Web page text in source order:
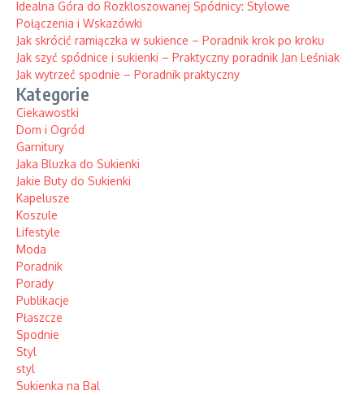
Idealna Góra do Rozkloszowanej Spódnicy: Stylowe
Połączenia i Wskazówki
Jak skrócić ramiączka w sukience – Poradnik krok po kroku
Jak szyć spódnice i sukienki – Praktyczny poradnik Jan Leśniak
Jak wytrzeć spodnie – Poradnik praktyczny
Kategorie
Ciekawostki
Dom i Ogród
Garnitury
Jaka Bluzka do Sukienki
Jakie Buty do Sukienki
Kapelusze
Koszule
Lifestyle
Moda
Poradnik
Porady
Publikacje
Płaszcze
Spodnie
Styl
styl
Sukienka na Bal